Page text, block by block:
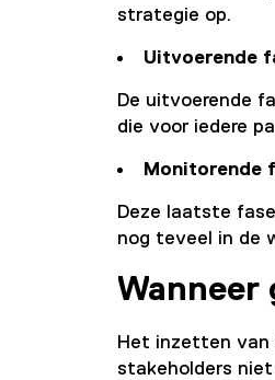
strategie op.
Uitvoerende
De uitvoerende
die voor iedere
Monitorende
Deze laatste
nog teveel in de
Het inzetten van
stakeholders